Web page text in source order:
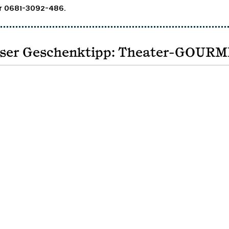
0681-3092-486.
Geschenktipp: Theater-